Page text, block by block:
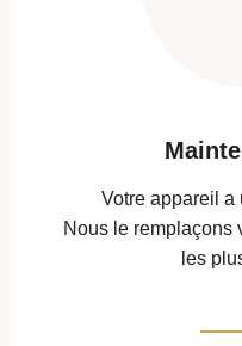
Votre appareil a
Nous le remplaçons
les